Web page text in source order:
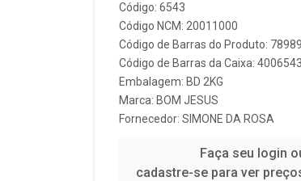
Código: 6543
Código NCM: 20011000
Código de Barras do Produto:
Código de Barras da Caixa:
Embalagem: BD 2KG
Marca: BOM JESUS
Fornecedor: SIMONE DA ROSA
Faça seu login
cadastre-se para ver